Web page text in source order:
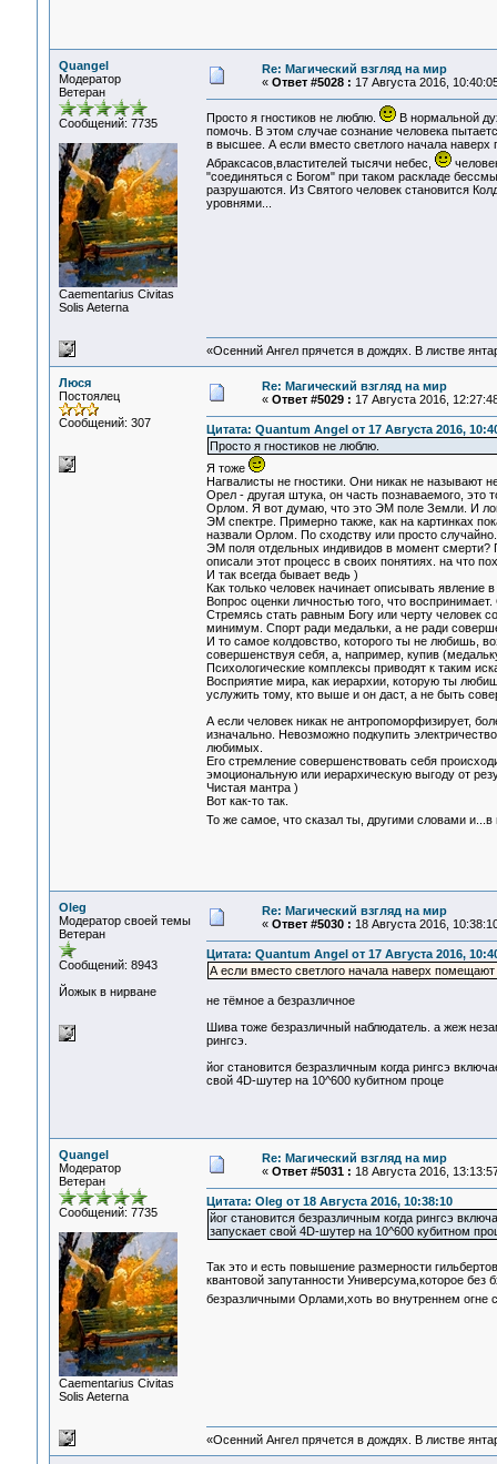
Quangel
Модератор
Ветеран
Сообщений: 7735
Сaementarius Civitas
Solis Aeterna
Re: Магический взгляд на мир
« Ответ #5028 : 17 Августа 2016,
Просто я гностиков не люблю.
В нормальной
помочь. В этом случае сознание человека
в высшее. А если вместо светлого начала
Абраксасов,властителей тысячи небес,
"соединяться с Богом" при таком раскладе
разрушаются. Из Святого человек становится
уровнями...
«Осенний Ангел прячется в дождях. В листве
Люся
Постоялец
Сообщений: 307
Re: Магический взгляд на мир
« Ответ #5029 : 17 Августа 2016,
Цитата: Quantum Angel от 17 Августа 2016,
Просто я гностиков не люблю.
Я тоже
Нагвалисты не гностики. Они никак не называют
Орел - другая штука, он часть познаваемого, это
Орлом. Я вот думаю, что это ЭМ поле Земли. И
ЭМ спектре. Примерно также, как на картинках
назвали Орлом. По сходству или просто
ЭМ поля отдельных индивидов в момент смерти?
описали этот процесс в своих понятиях. на что
И так всегда бывает ведь )
Как только человек начинает описывать
Вопрос оценки личностью того, что
Стремясь стать равным Богу или черту человек
минимум. Спорт ради медальки, а не ради
И то самое колдовство, которого ты не любишь,
совершенствуя себя, а, например, купив
Психологические комплексы приводят к таким
Восприятие мира, как иерархии, которую ты
услужить тому, кто выше и он даст, а не быть
А если человек никак не антропоморфизирует,
изначально. Невозможно подкупить
любимых.
Его стремление совершенствовать себя
эмоциональную или иерархическую выгоду от
Чистая мантра )
Вот как-то так.
То же самое, что сказал ты, другими словами и...в
Oleg
Модератор своей темы
Ветеран
Сообщений: 8943
Йожык в нирване
Re: Магический взгляд на мир
« Ответ #5030 : 18 Августа 2016,
Цитата: Quantum Angel от 17 Августа 2016,
А если вместо светлого начала наверх
не тёмное а безразличное
Шива тоже безразличный наблюдатель. а жеж
рингсэ.
йог становится безразличным когда рингсэ
свой 4D-шутер на 10^600 кубитном проце
Quangel
Модератор
Ветеран
Сообщений: 7735
Сaementarius Civitas
Solis Aeterna
Re: Магический взгляд на мир
« Ответ #5031 : 18 Августа 2016,
Цитата: Oleg от 18 Августа 2016, 10:38:10
йог становится безразличным когда рингсэ
запускает свой 4D-шутер на 10^600 кубитном
Так это и есть повышение размерности
квантовой запутанности Универсума,которое без
безразличными Орлами,хоть во внутреннем огне
«Осенний Ангел прячется в дождях. В листве